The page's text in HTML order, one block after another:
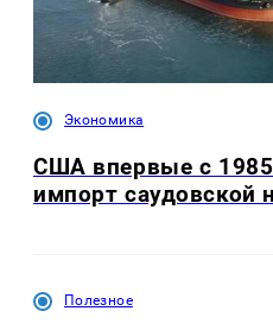
Экономика
США впервые с 1985
импорт саудовской
Полезное